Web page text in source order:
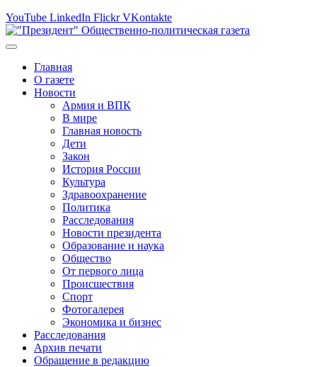
YouTube LinkedIn Flickr VKontakte
Главная
О газете
Новости
Армия и ВПК
В мире
Главная новость
Дети
Закон
История России
Культура
Здравоохранение
Политика
Расследования
Новости президента
Образование и наука
Общество
От первого лица
Происшествия
Спорт
Фотогалерея
Экономика и бизнес
Расследования
Архив печати
Обращение в редакцию